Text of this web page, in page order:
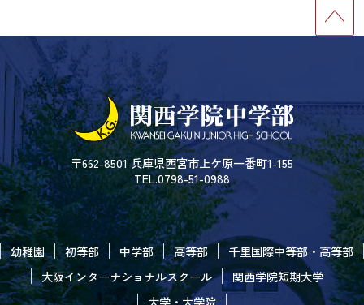
〒662-8501 兵庫県西宮市上ケ原一番町1-155
TEL.0798-51-0988
幼稚園 初等部 中学部 高等部
千里国際中等部・高等部
大阪インターナショナルスクール
関西学院短期大学
大学・大学院